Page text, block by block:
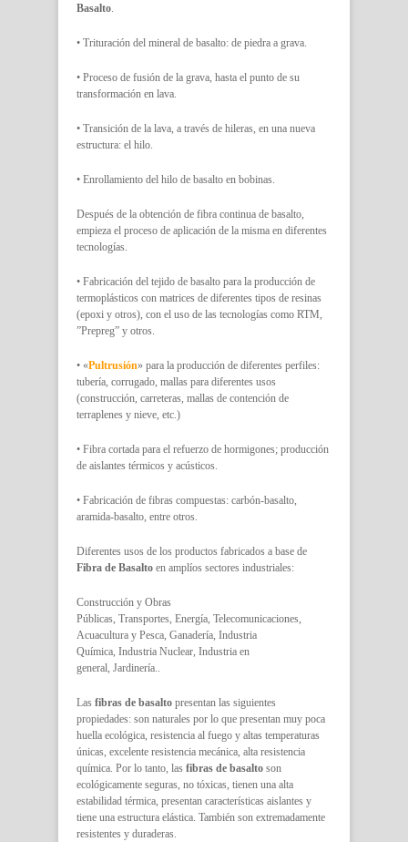
Basalto.
• Trituración del mineral de basalto: de piedra a grava.
• Proceso de fusión de la grava, hasta el punto de su
transformación en lava.
• Transición de la lava, a través de hileras, en una nueva
estructura: el hilo.
• Enrollamiento del hilo de basalto en bobinas.
Después de la obtención de fibra continua de basalto,
empieza el proceso de aplicación de la misma en diferentes
tecnologías.
• Fabricación del tejido de basalto para la producción de
termoplásticos con matrices de diferentes tipos de resinas
(epoxi y otros), con el uso de las tecnologías como RTM,
”Prepreg” y otros.
• «Pultrusión» para la producción de diferentes perfiles:
tubería, corrugado, mallas para diferentes usos
(construcción, carreteras, mallas de contención de
terraplenes y nieve, etc.)
• Fibra cortada para el refuerzo de hormigones; producción
de aislantes térmicos y acústicos.
• Fabricación de fibras compuestas: carbón-basalto,
aramida-basalto, entre otros.
Diferentes usos de los productos fabricados a base de
Fibra de Basalto en amplíos sectores industriales:
Construcción y Obras
Públicas, Transportes, Energía, Telecomunicaciones,
Acuacultura y Pesca, Ganadería, Industria
Química, Industria Nuclear, Industria en
general, Jardinería..
Las fibras de basalto presentan las siguientes
propiedades: son naturales por lo que presentan muy poca
huella ecológica, resistencia al fuego y altas temperaturas
únicas, excelente resistencia mecánica, alta resistencia
química. Por lo tanto, las fibras de basalto son
ecológicamente seguras, no tóxicas, tienen una alta
estabilidad térmica, presentan características aislantes y
tiene una estructura elástica. También son extremadamente
resistentes y duraderas.